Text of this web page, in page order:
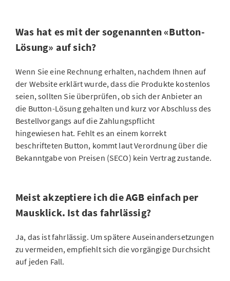
Was hat es mit der sogenannten «Button-
Lösung» auf sich?
Wenn Sie eine Rechnung erhalten, nachdem Ihnen auf
der Website erklärt wurde, dass die Produkte kostenlos
seien, sollten Sie überprüfen, ob sich der Anbieter an
die Button-Lösung gehalten und kurz vor Abschluss des
Bestellvorgangs auf die Zahlungspflicht
hingewiesen hat. Fehlt es an einem korrekt
beschrifteten Button, kommt laut Verordnung über die
Bekanntgabe von Preisen (SECO) kein Vertrag zustande.
Meist akzeptiere ich die AGB einfach per
Mausklick. Ist das fahrlässig?
Ja, das ist fahrlässig. Um spätere Auseinandersetzungen
zu vermeiden, empfiehlt sich die vorgängige Durchsicht
auf jeden Fall.